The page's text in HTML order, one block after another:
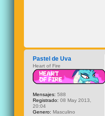
Pastel de Uva
Heart of Fire
Mensajes: 588
Registrado: 08 May 2013,
20:04
Genero: Masculino